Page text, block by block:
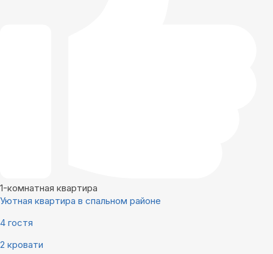
1-комнатная квартира
Уютная квартира в спальном районе
4 гостя
2 кровати